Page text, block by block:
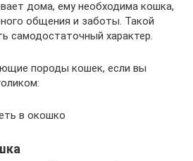
дома, ему необходима кошка,
общения и заботы. Такой
самодостаточный характер.
породы кошек, если вы
в окошко